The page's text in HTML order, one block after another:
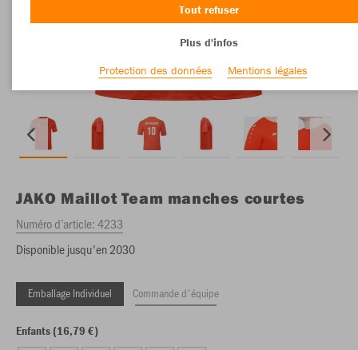
JAKO Maillot Team manches courtes
Numéro d’article:4233
Disponible jusqu'en 2030
Emballage Individuel Commande d'équipe
Enfants (16,79 €)
Tout refuser
Plus d'infos
Protection des données
Mentions légales